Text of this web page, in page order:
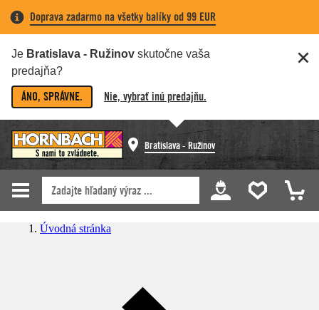
Doprava zadarmo na všetky balíky od 99 EUR
Je Bratislava - Ružinov skutočne vaša
predajňa?
ÁNO, SPRÁVNE. Nie, vybrať inú predajňu.
Bratislava - Ružinov
Úvodná stránka